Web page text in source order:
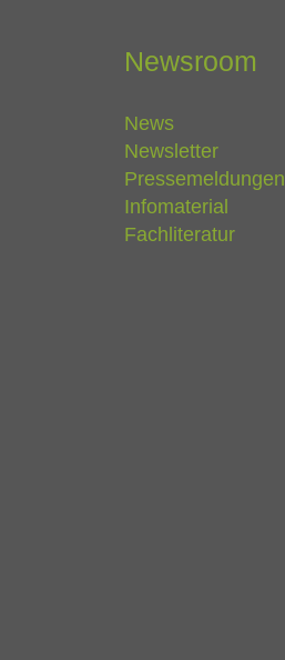
Newsroom
News
Newsletter
Pressemeldungen
Infomaterial
Fachliteratur